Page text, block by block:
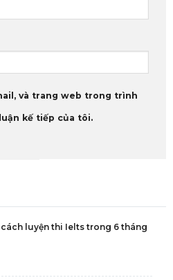
và trang web trong trình
kế tiếp của tôi.
luyện thi Ielts trong 6 tháng